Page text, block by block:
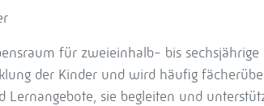
für zweieinhalb- bis sechsjährige
der Kinder und wird häufig
Lernangebote, sie begleiten und